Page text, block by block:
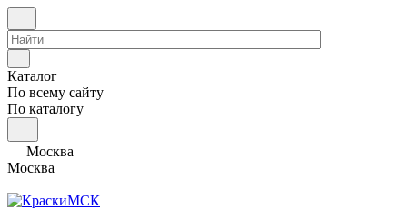
Каталог
По всему сайту
По каталогу
Москва
Москва